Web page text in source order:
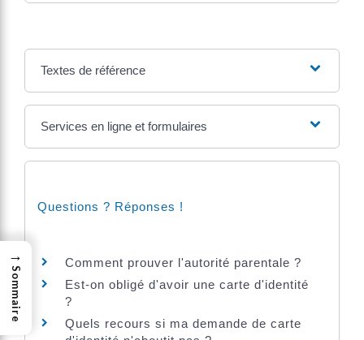
Textes de référence
Services en ligne et formulaires
Questions ? Réponses !
Comment prouver l'autorité parentale ?
Est-on obligé d'avoir une carte d'identité
?
Quels recours si ma demande de carte
→
Sommaire